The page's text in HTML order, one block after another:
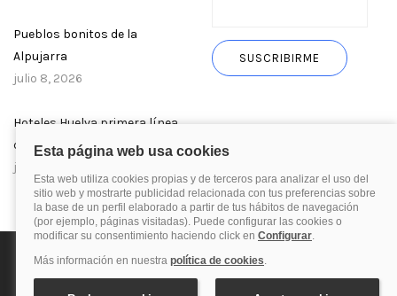
Pueblos bonitos de la
Alpujarra
julio 8, 2026
Hoteles Huelva primera línea
de playa
julio 1, 2026